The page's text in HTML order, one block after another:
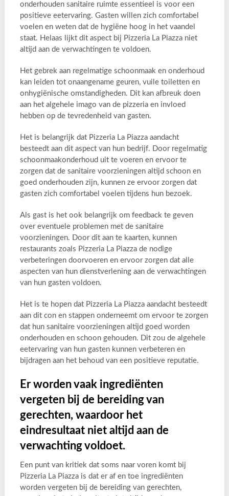
onderhouden sanitaire ruimte essentieel is voor een
positieve eetervaring. Gasten willen zich comfortabel
voelen en weten dat de hygiëne hoog in het vaandel
staat. Helaas lijkt dit aspect bij Pizzeria La Piazza niet
altijd aan de verwachtingen te voldoen.
Het gebrek aan regelmatige schoonmaak en onderhoud
kan leiden tot onaangename geuren, vuile toiletten en
onhygiënische omstandigheden. Dit kan afbreuk doen
aan het algehele imago van de pizzeria en invloed
hebben op de tevredenheid van gasten.
Het is belangrijk dat Pizzeria La Piazza aandacht
besteedt aan dit aspect van hun bedrijf. Door regelmatig
schoonmaakonderhoud uit te voeren en ervoor te
zorgen dat de sanitaire voorzieningen altijd schoon en
goed onderhouden zijn, kunnen ze ervoor zorgen dat
gasten zich comfortabel voelen tijdens hun bezoek.
Als gast is het ook belangrijk om feedback te geven
over eventuele problemen met de sanitaire
voorzieningen. Door dit aan te kaarten, kunnen
restaurants zoals Pizzeria La Piazza de nodige
verbeteringen doorvoeren en ervoor zorgen dat alle
aspecten van hun dienstverlening aan de verwachtingen
van hun gasten voldoen.
Het is te hopen dat Pizzeria La Piazza aandacht besteedt
aan dit con en stappen onderneemt om ervoor te zorgen
dat hun sanitaire voorzieningen altijd goed worden
onderhouden en schoon gehouden. Dit zou de algehele
eetervaring van hun gasten kunnen verbeteren en
bijdragen aan het behoud van een positieve reputatie.
Er worden vaak ingrediënten
vergeten bij de bereiding van
gerechten, waardoor het
eindresultaat niet altijd aan de
verwachting voldoet.
Een punt van kritiek dat soms naar voren komt bij
Pizzeria La Piazza is dat er af en toe ingrediënten
worden vergeten bij de bereiding van gerechten,